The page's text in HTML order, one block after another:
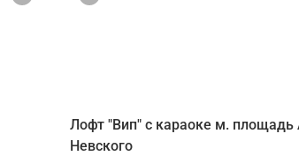
Лофт "Вип" с караоке м. площадь
Невского